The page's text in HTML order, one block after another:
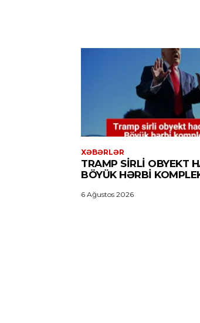
XƏBƏRLƏR
TRAMP SIRLI OBYEKT
BÖYÜK HƏRBI
6 Ağustos 2026